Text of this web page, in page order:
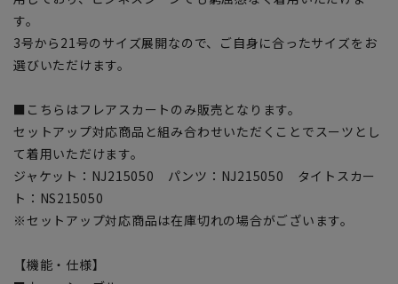
す。
3号から21号のサイズ展開なので、ご自身に合ったサイズをお
選びいただけます。
■こちらはフレアスカートのみ販売となります。
セットアップ対応商品と組み合わせいただくことでスーツとし
て着用いただけます。
ジャケット：NJ215050 パンツ：NJ215050 タイトスカー
ト：NS215050
※セットアップ対応商品は在庫切れの場合がございます。
【機能・仕様】